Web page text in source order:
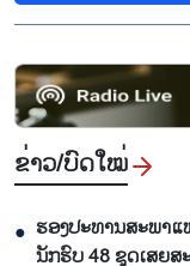
ຂ່າວ/ບົດ​ໃໝ່
● ຮອງ​ປະ​ທານ​ສະ​ພາ​
ນັກ​ຮົບ​ 48 ຊຸດເສຍ​ສ